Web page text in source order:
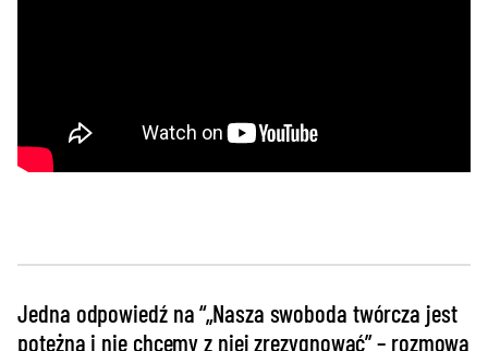
Jedna odpowiedź na “„Nasza swoboda twórcza jest
potężna i nie chcemy z niej zrezygnować” – rozmowa